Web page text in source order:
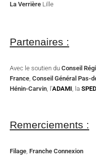
La Verrière Lille
Partenaires :
Avec le soutien du Conseil
France, Conseil Général Pas-
Hénin-Carvin, l’ADAMI, la
Remerciements :
Filage, Franche Connexion